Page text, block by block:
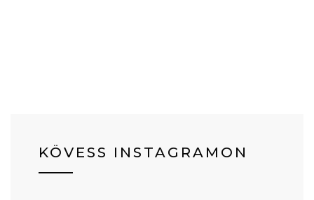
KÖVESS INSTAGRAMON